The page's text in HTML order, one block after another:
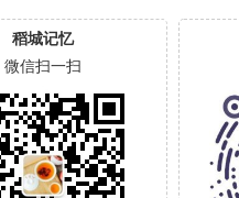
稻城记忆
微信扫一扫